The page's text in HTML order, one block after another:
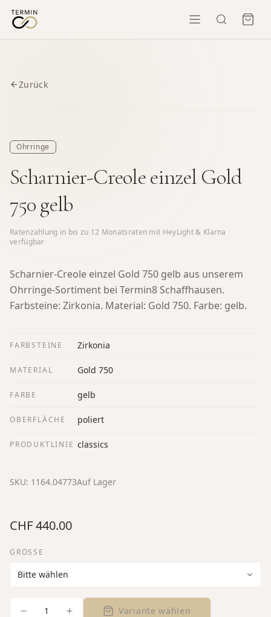
Zurück
Ohrringe
Scharnier-Creole einzel Gold
750 gelb
Ratenzahlung in bis zu 12 Monatsraten mit HeyLight & Klarna
verfügbar
Scharnier-Creole einzel Gold 750 gelb aus unserem
Ohrringe-Sortiment bei Termin8 Schaffhausen.
Farbsteine: Zirkonia. Material: Gold 750. Farbe: gelb.
FARBSTEINE Zirkonia
MATERIAL Gold 750
FARBE gelb
OBERFLÄCHE poliert
PRODUKTLINIE classics
SKU: 1164.04773Auf Lager
CHF 440.00
GRÖSSE
1 Variante wählen